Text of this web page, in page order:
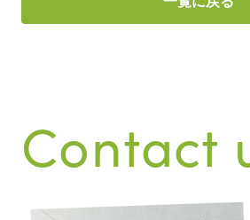
Contact